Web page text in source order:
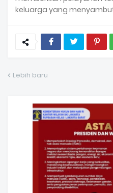
keluarga yang
Lebih baru